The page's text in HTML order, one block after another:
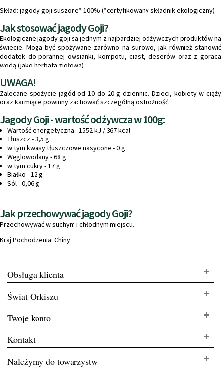
Skład: jagody goji suszone* 100% (*certyfikowany składnik ekologiczny)
Jak stosować jagody Goji?
Ekologiczne jagody goji są jednym z najbardziej odżywczych produktów na
świecie. Mogą być spożywane zarówno na surowo, jak również stanowić
dodatek do porannej owsianki, kompotu, ciast, deserów oraz z gorącą
wodą (jako herbata ziołowa).
UWAGA!
Zalecane spożycie jagód od 10 do 20 g dziennie. Dzieci, kobiety w ciąży
oraz karmiące powinny zachować szczególną ostrożność.
Jagody Goji - wartość odżywcza w 100g:
Wartość energetyczna - 1552 kJ / 367 kcal
Tłuszcz - 3,5 g
w tym kwasy tłuszczowe nasycone - 0 g
Węglowodany - 68 g
w tym cukry - 17 g
Białko - 12 g
Sól - 0,06 g
Jak przechowywać jagody Goji?
Przechowywać w suchym i chłodnym miejscu.
Kraj Pochodzenia: Chiny
Obsługa klienta
Świat Orkiszu
Twoje konto
Kontakt
Należymy do towarzystw